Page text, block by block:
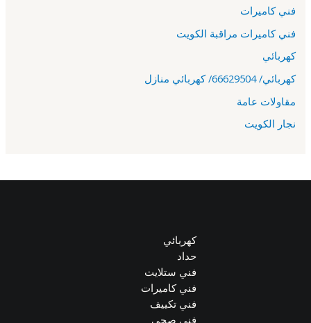
فني كاميرات
فني كاميرات مراقبة الكويت
كهربائي
كهربائي/ 66629504/ كهربائي منازل
مقاولات عامة
نجار الكويت
كهربائي
حداد
فني ستلايت
فني كاميرات
فني تكييف
فني صحي